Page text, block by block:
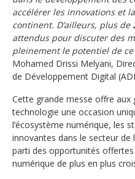
accélérer les innovations et
continent. D’ailleurs, plus de
attendus pour discuter des
pleinement le potentiel de
Mohamed Drissi Melyani,
de Développement Digital
Cette grande messe offre aux
technologie une occasion
l’écosystème numérique, les
innovantes dans le secteur
parti des opportunités
numérique de plus en plus